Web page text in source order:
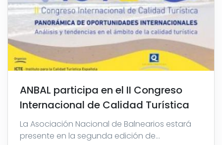
ANBAL participa en el II Congreso
Internacional de Calidad Turística
La Asociación Nacional de Balnearios estará
presente en la segunda edición de...